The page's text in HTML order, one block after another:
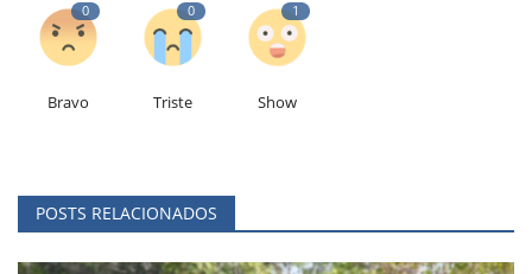
0
Bravo
0
Triste
1
Show
POSTS RELACIONADOS